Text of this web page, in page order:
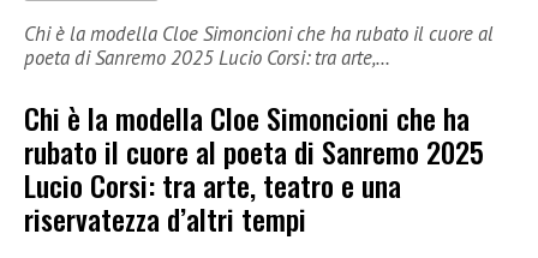
Chi è la modella Cloe Simoncioni che ha rubato il cuore al
poeta di Sanremo 2025 Lucio Corsi: tra arte,…
Chi è la modella Cloe Simoncioni che ha
rubato il cuore al poeta di Sanremo 2025
Lucio Corsi: tra arte, teatro e una
riservatezza d’altri tempi